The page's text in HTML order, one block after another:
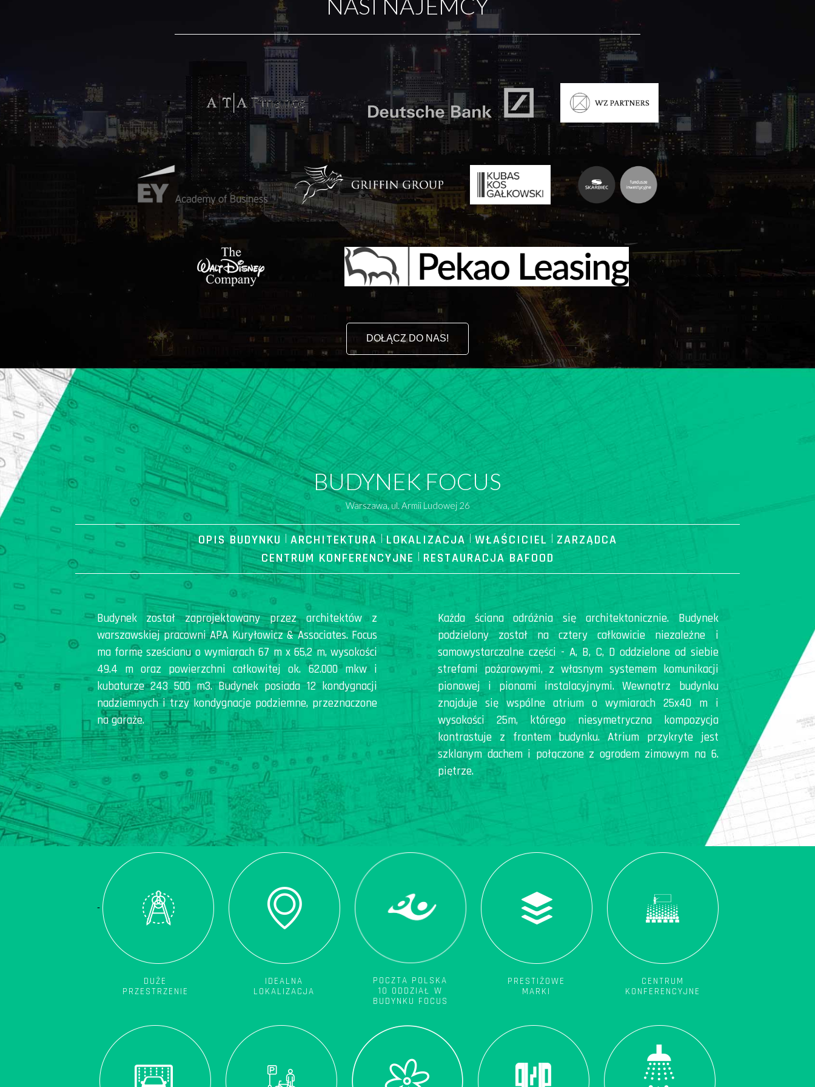
DOŁĄCZ DO NAS!
BUDYNEK FOCUS
Warszawa, ul. Armii Ludowej 26
OPIS BUDYNKU | ARCHITEKTURA | LOKALIZACJA | WŁAŚCICIEL | ZARZĄDCA
CENTRUM KONFERENCYJNE | RESTAURACJA BAFOOD
Budynek został zaprojektowany przez architektów z
warszawskiej pracowni APA Kuryłowicz & Associates. Focus
ma formę sześcianu o wymiarach 67 m x 65,2 m, wysokości
49.4 m oraz powierzchni całkowitej ok. 62.000 mkw i
kubaturze 243 500 m3. Budynek posiada 12 kondygnacji
nadziemnych i trzy kondygnacje podziemne, przeznaczone
na garaże.
Każda ściana odróżnia się architektonicznie. Budynek
podzielony został na cztery całkowicie niezależne i
samowystarczalne części - A, B, C, D oddzielone od siebie
strefami pożarowymi, z własnym systemem komunikacji
pionowej i pionami instalacyjnymi. Wewnątrz budynku
znajduje się wspólne atrium o wymiarach 25x40 m i
wysokości 25m, którego niesymetryczna kompozycja
kontrastuje z frontem budynku. Atrium przykryte jest
szklanym dachem i połączone z ogrodem zimowym na 6.
piętrze.
-
DUŻE
PRZESTRZENIE
IDEALNA
LOKALIZACJA
POCZTA POLSKA
10 ODDZIAŁ W
BUDYNKU FOCUS
PRESTIŻOWE
MARKI
CENTRUM
KONFERENCYJNE